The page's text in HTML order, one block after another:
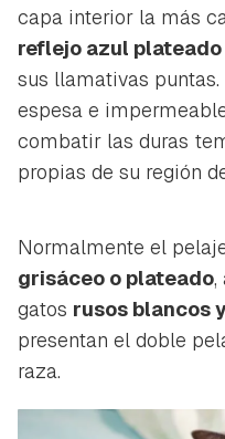
capa interior la más
reflejo azul plateado
sus llamativas
espesa e
combatir las duras
propias de su región
Normalmente el
grisáceo o plateado,
gatos rusos blancos
presentan el doble
raza.